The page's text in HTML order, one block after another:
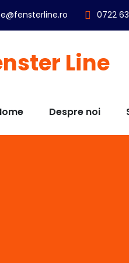
0722
Despre noi